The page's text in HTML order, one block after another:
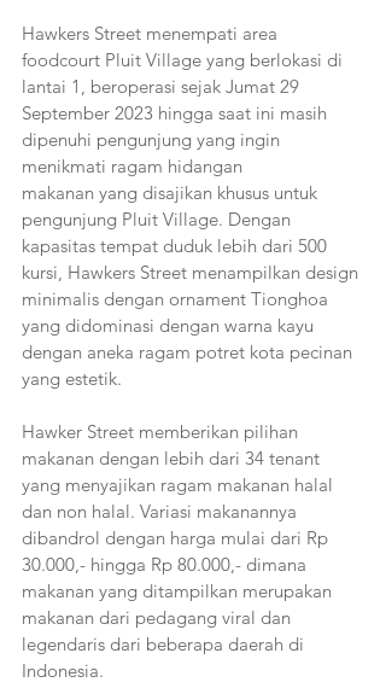
Hawkers Street menempati area
foodcourt Pluit Village yang berlokasi di
lantai 1, beroperasi sejak Jumat 29
September 2023 hingga saat ini masih
dipenuhi pengunjung yang ingin
menikmati ragam hidangan
makanan yang disajikan khusus untuk
pengunjung Pluit Village. Dengan
kapasitas tempat duduk lebih dari 500
kursi, Hawkers Street menampilkan design
minimalis dengan ornament Tionghoa
yang didominasi dengan warna kayu
dengan aneka ragam potret kota pecinan
yang estetik.
Hawker Street memberikan pilihan
makanan dengan lebih dari 34 tenant
yang menyajikan ragam makanan halal
dan non halal. Variasi makanannya
dibandrol dengan harga mulai dari Rp
30.000,- hingga Rp 80.000,- dimana
makanan yang ditampilkan merupakan
makanan dari pedagang viral dan
legendaris dari beberapa daerah di
Indonesia.